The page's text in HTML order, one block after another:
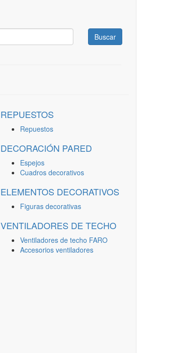
Buscar
REPUESTOS
Repuestos
DECORACIÓN PARED
Espejos
Cuadros decorativos
ELEMENTOS DECORATIVOS
Figuras decorativas
VENTILADORES DE TECHO
Ventiladores de techo FARO
Accesorios ventiladores